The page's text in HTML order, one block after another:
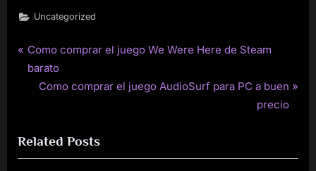
Uncategorized
Post
navigation
P
r
o
u
Como comprar el juego We Were Here de Steam
barato
N
t
P
Como comprar el juego AudioSurf para PC a buen
precio
Related Posts